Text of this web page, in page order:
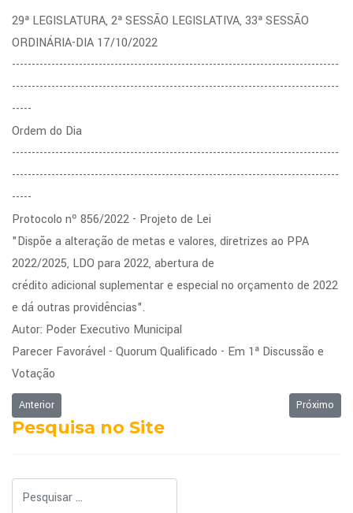
29ª LEGISLATURA, 2ª SESSÃO LEGISLATIVA, 33ª SESSÃO
ORDINÁRIA-DIA 17/10/2022
-----------------------------------------------------------------------------------
-----------------------------------------------------------------------------------
-----
Ordem do Dia
-----------------------------------------------------------------------------------
-----------------------------------------------------------------------------------
-----
Protocolo nº 856/2022 - Projeto de Lei
"Dispõe a alteração de metas e valores, diretrizes ao PPA
2022/2025, LDO para 2022, abertura de
crédito adicional suplementar e especial no orçamento de 2022
e dá outras providências".
Autor: Poder Executivo Municipal
Parecer Favorável - Quorum Qualificado - Em 1ª Discussão e
Votação
Artigo anterior: Ordem do dia - 24/10/2022
Anterior Próximo
Próximo
Pesquisa no Site